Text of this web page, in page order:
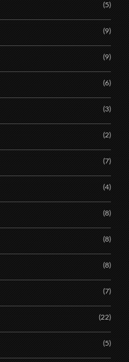
(5)
(9)
(9)
(6)
(3)
(2)
(7)
(4)
(8)
(8)
(8)
(7)
(22)
(5)